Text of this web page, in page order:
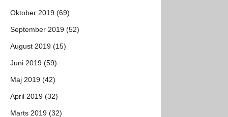
Oktober 2019 (69)
September 2019 (52)
August 2019 (15)
Juni 2019 (59)
Maj 2019 (42)
April 2019 (32)
Marts 2019 (32)